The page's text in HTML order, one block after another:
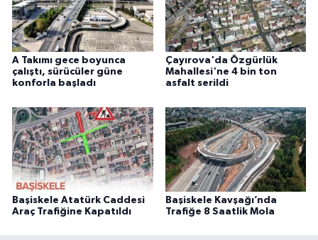
A Takımı gece boyunca
çalıştı, sürücüler güne
konforla başladı
Çayırova'da Özgürlük
Mahallesi'ne 4 bin ton
asfalt serildi
Başiskele Atatürk Caddesi
Araç Trafiğine Kapatıldı
Başiskele Kavşağı’nda
Trafiğe 8 Saatlik Mola